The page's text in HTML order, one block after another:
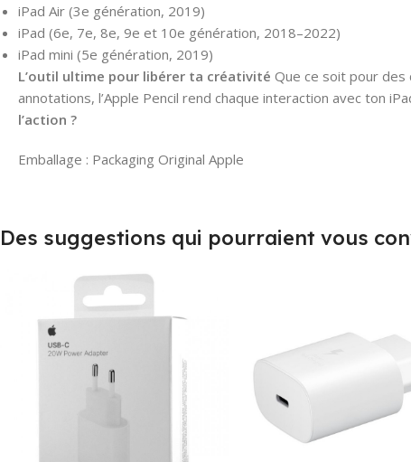
iPad Air (3e génération, 2019)
iPad (6e, 7e, 8e, 9e et 10e génération, 2018–2022)
iPad mini (5e génération, 2019)
L’outil ultime pour libérer ta créativité Que ce soit pour
annotations, l’Apple Pencil rend chaque interaction avec ton
l’action ?
Emballage : Packaging Original Apple
Des suggestions qui pourraient vous